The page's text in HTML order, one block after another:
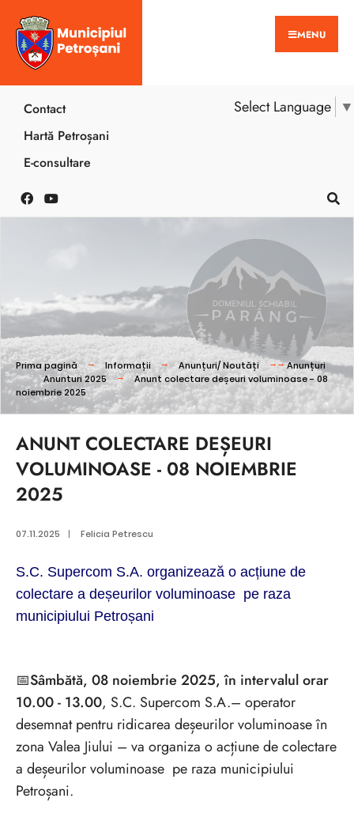
MENU
Select Language ▼
Contact
Hartă Petroșani
E-consultare
Prima pagină Informații Anunțuri/ Noutăți
Anunțuri
Anunturi 2025
Anunt colectare deșeuri voluminoase - 08
noiembrie 2025
ANUNT COLECTARE DEȘEURI
VOLUMINOASE - 08 NOIEMBRIE
2025
07.11.2025 | Felicia Petrescu
S.C. Supercom S.A. organizează o acțiune de
colectare a deșeurilor voluminoase pe raza
municipiului Petroșani
📅Sâmbătă, 08 noiembrie 2025, în intervalul orar
10.00 - 13.00, S.C. Supercom S.A.– operator
desemnat pentru ridicarea deșeurilor voluminoase în
zona Valea Jiului – va organiza o acțiune de colectare
a deșeurilor voluminoase pe raza municipiului
Petroșani.